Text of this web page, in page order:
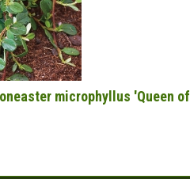
microphyllus 'Queen